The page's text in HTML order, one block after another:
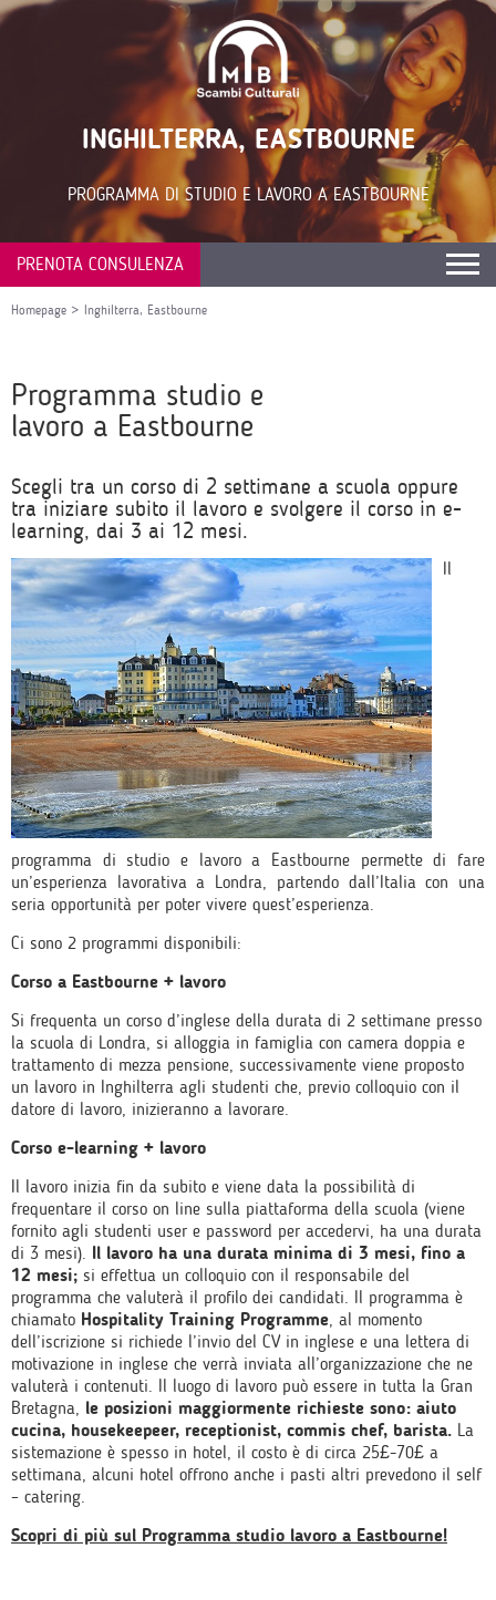
INGHILTERRA, EASTBOURNE
PROGRAMMA DI STUDIO E LAVORO A EASTBOURNE
PRENOTA CONSULENZA
Homepage > Inghilterra, Eastbourne
Programma studio e
lavoro a Eastbourne
Scegli tra un corso di 2 settimane a scuola oppure
tra iniziare subito il lavoro e svolgere il corso in e-
learning, dai 3 ai 12 mesi.
Il
programma di studio e lavoro a Eastbourne permette di fare
un’esperienza lavorativa a Londra, partendo dall’Italia con una
seria opportunità per poter vivere quest’esperienza.
Ci sono 2 programmi disponibili:
Corso a Eastbourne + lavoro
Si frequenta un corso d’inglese della durata di 2 settimane presso
la scuola di Londra, si alloggia in famiglia con camera doppia e
trattamento di mezza pensione, successivamente viene proposto
un lavoro in Inghilterra agli studenti che, previo colloquio con il
datore di lavoro, inizieranno a lavorare.
Corso e-learning + lavoro
Il lavoro inizia fin da subito e viene data la possibilità di
frequentare il corso on line sulla piattaforma della scuola (viene
fornito agli studenti user e password per accedervi, ha una durata
di 3 mesi). Il lavoro ha una durata minima di 3 mesi, fino a
12 mesi; si effettua un colloquio con il responsabile del
programma che valuterà il profilo dei candidati. Il programma è
chiamato Hospitality Training Programme, al momento
dell’iscrizione si richiede l’invio del CV in inglese e una lettera di
motivazione in inglese che verrà inviata all’organizzazione che ne
valuterà i contenuti. Il luogo di lavoro può essere in tutta la Gran
Bretagna, le posizioni maggiormente richieste sono: aiuto
cucina, housekeepeer, receptionist, commis chef, barista. La
sistemazione è spesso in hotel, il costo è di circa 25£-70£ a
settimana, alcuni hotel offrono anche i pasti altri prevedono il self
– catering.
Scopri di più sul Programma studio lavoro a Eastbourne!